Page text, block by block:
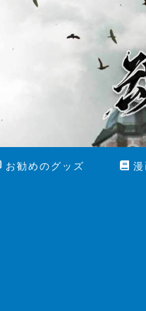
お勧めのグッズ 漫